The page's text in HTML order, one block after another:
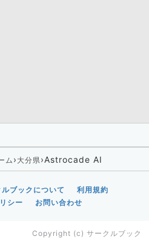
ム › 大分県›Astrocade AI
ブックについて
利用規約
シー
お問い合わせ
Copyright (c) サークルブック